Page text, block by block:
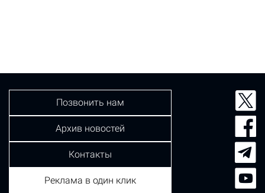
Позвонить нам
Архив новостей
Контакты
Реклама в один клик